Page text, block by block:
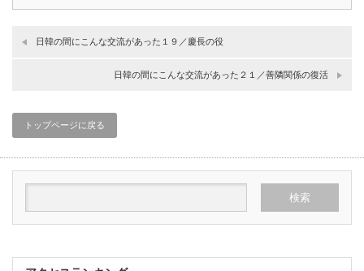
日韓の間にこんな交流があった１９／慶長の役
日韓の間にこんな交流があった２１／善隣関係の復活
トップページに戻る